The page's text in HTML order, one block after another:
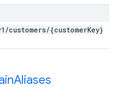
/customers/{customerKey}
Aliases